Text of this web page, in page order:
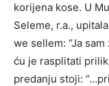
korijena kose. U
Seleme, r.a.,
we sellem: “Ja
ću je rasplitati
predanju stoji: